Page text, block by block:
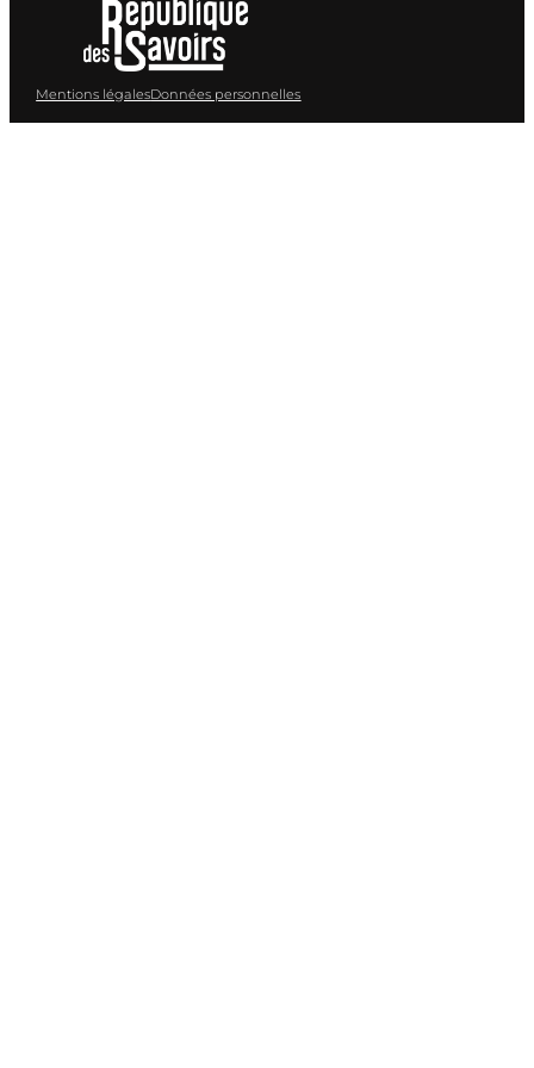
Mentions légalesDonnées personnelles